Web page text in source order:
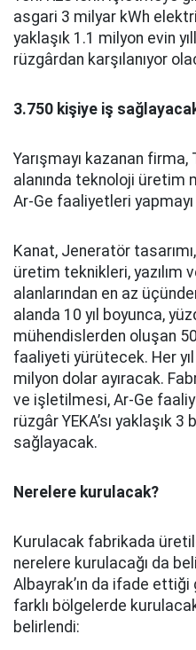
asgari 3 milyar kWh
yaklaşık 1.1 milyon evin
rüzgârdan karşılanıyor
3.750 kişiye iş
Yarışmayı kazanan firma,
alanında teknoloji üretim
Ar-Ge faaliyetleri
Kanat, Jeneratör
üretim teknikleri, yazılım
alanlarından en az
alanda 10 yıl boyunca,
mühendislerden oluşan
faaliyeti yürütecek. Her
milyon dolar ayıracak.
ve işletilmesi, Ar-Ge
rüzgâr YEKA’sı yaklaşık
sağlayacak.
Nerelere kurulacak?
Kurulacak fabrikada
nerelere kurulacağı da
Albayrak’ın da ifade
farklı bölgelerde
belirlendi: